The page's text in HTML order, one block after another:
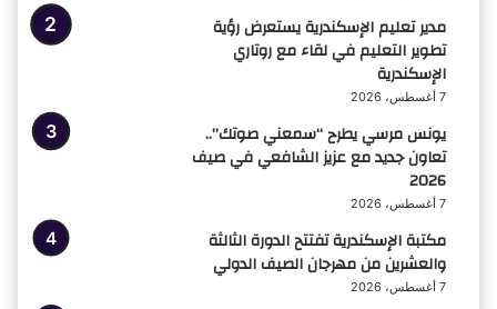
مدير تعليم الإسكندرية يستعرض رؤية
تطوير التعليم في لقاء مع روتاري
الإسكندرية
7 أغسطس، 2026
يونس مرسي يطرح “سمعني صوتك”..
تعاون جديد مع عزيز الشافعي في صيف
2026
7 أغسطس، 2026
مكتبة الإسكندرية تفتتح الدورة الثالثة
والعشرين من مهرجان الصيف الدولي
7 أغسطس، 2026